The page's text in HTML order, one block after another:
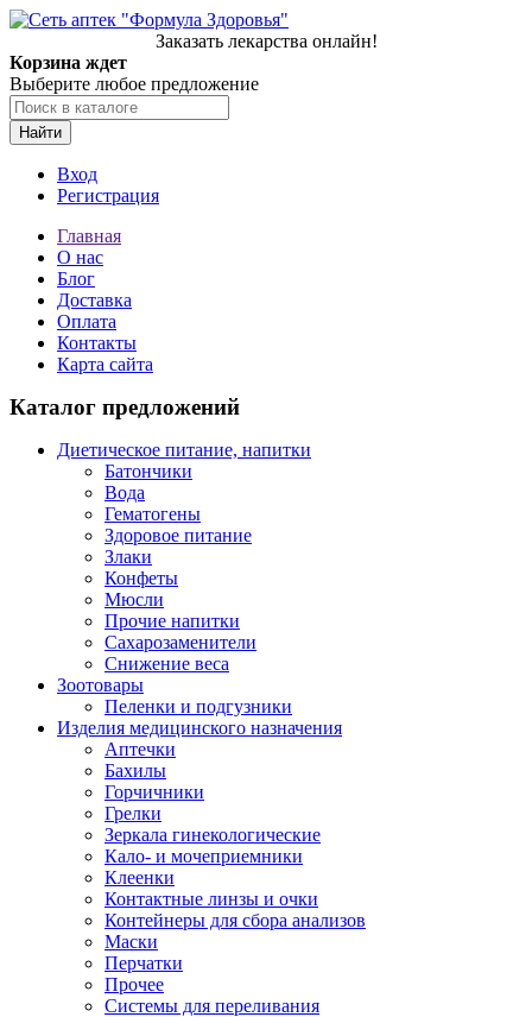
Заказать лекарства онлайн!
Корзина ждет
Выберите любое предложение
Найти
Вход
Регистрация
Главная
О нас
Блог
Доставка
Оплата
Контакты
Карта сайта
Каталог предложений
Диетическое питание, напитки
Батончики
Вода
Гематогены
Здоровое питание
Злаки
Конфеты
Мюсли
Прочие напитки
Сахарозаменители
Снижение веса
Зоотовары
Пеленки и подгузники
Изделия медицинского назначения
Аптечки
Бахилы
Горчичники
Грелки
Зеркала гинекологические
Кало- и мочеприемники
Клеенки
Контактные линзы и очки
Контейнеры для сбора анализов
Маски
Перчатки
Прочее
Системы для переливания